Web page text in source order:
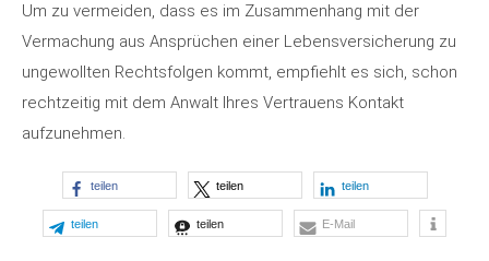
Um zu vermeiden, dass es im Zusammenhang mit der
Vermachung aus Ansprüchen einer Lebensversicherung zu
ungewollten Rechtsfolgen kommt, empfiehlt es sich, schon
rechtzeitig mit dem Anwalt Ihres Vertrauens Kontakt
aufzunehmen.
teilen teilen teilen
teilen teilen E-Mail